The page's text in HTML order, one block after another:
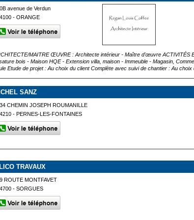
avenue de Verdun
- ORANGE
MAITRE ŒUVRE : Architecte intérieur - Maître d'œuvre ACTIVITÉS
bois - Maison HQE - Extension villa, maison - Immeuble - Magasin,
Etude de projet : Au choix du client Complète avec suivi de chantier : Au choix
SANZ
CHEMIN JOSEPH ROUMANILLE
- PERNES-LES-FONTAINES
TRAVAUX
ROUTE MONTFAVET
- SORGUES